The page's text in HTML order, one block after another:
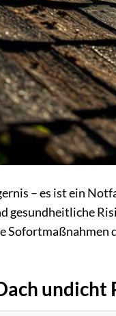
– es ist ein
gesundheitliche
undicht